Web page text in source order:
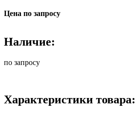
Цена по запросу
Наличие:
по запросу
Характеристики товара: